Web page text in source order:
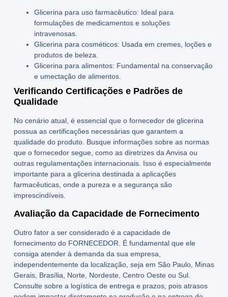
Glicerina para uso farmacêutico: Ideal para
formulações de medicamentos e soluções
intravenosas.
Glicerina para cosméticos: Usada em cremes, loções e
produtos de beleza.
Glicerina para alimentos: Fundamental na conservação
e umectação de alimentos.
Verificando Certificações e Padrões de
Qualidade
No cenário atual, é essencial que o fornecedor de glicerina
possua as certificações necessárias que garantem a
qualidade do produto. Busque informações sobre as normas
que o fornecedor segue, como as diretrizes da Anvisa ou
outras regulamentações internacionais. Isso é especialmente
importante para a glicerina destinada a aplicações
farmacêuticas, onde a pureza e a segurança são
imprescindíveis.
Avaliação da Capacidade de Fornecimento
Outro fator a ser considerado é a capacidade de
fornecimento do FORNECEDOR . É fundamental que ele
consiga atender à demanda da sua empresa,
independentemente da localização, seja em São Paulo, Minas
Gerais, Brasília, Norte, Nordeste, Centro Oeste ou Sul.
Consulte sobre a logística de entrega e prazos, pois atrasos